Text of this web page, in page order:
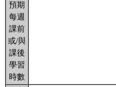
預期
每週
課前
或/與
課後
學習
時數